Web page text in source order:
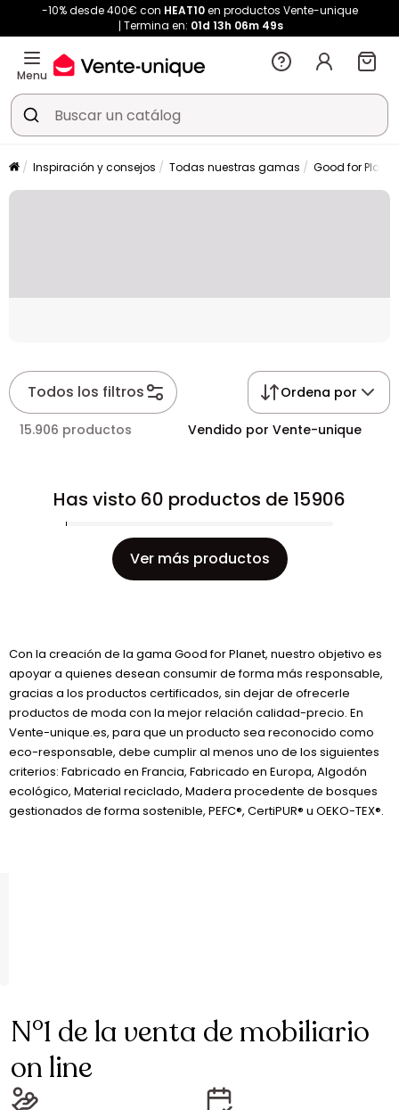
-10% desde 400€ con HEAT10en productos Vente-unique
Termina en: 01d 13h 06m 48s
Menu
Inspiración y consejos Todas nuestras gamas Good for Planet
Todos los filtros Ordena por
15.906 productos Vendido por Vente-unique
Has visto 60 productos de 15906
Ver más productos
Con la creación de la gama Good for Planet, nuestro objetivo es
apoyar a quienes desean consumir de forma más responsable,
gracias a los productos certificados, sin dejar de ofrecerle
productos de moda con la mejor relación calidad-precio. En
Vente-unique.es, para que un producto sea reconocido como
eco-responsable, debe cumplir al menos uno de los siguientes
criterios: Fabricado en Francia, Fabricado en Europa, Algodón
ecológico, Material reciclado, Madera procedente de bosques
gestionados de forma sostenible, PEFC®, CertiPUR® u OEKO-TEX®.
N°1 de la venta de mobiliario
on line